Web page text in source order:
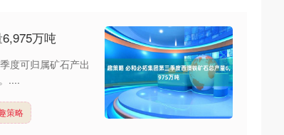
万吨
度可归属矿石产出
....
策略